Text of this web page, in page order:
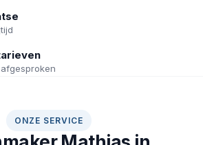
ONZE SERVICE